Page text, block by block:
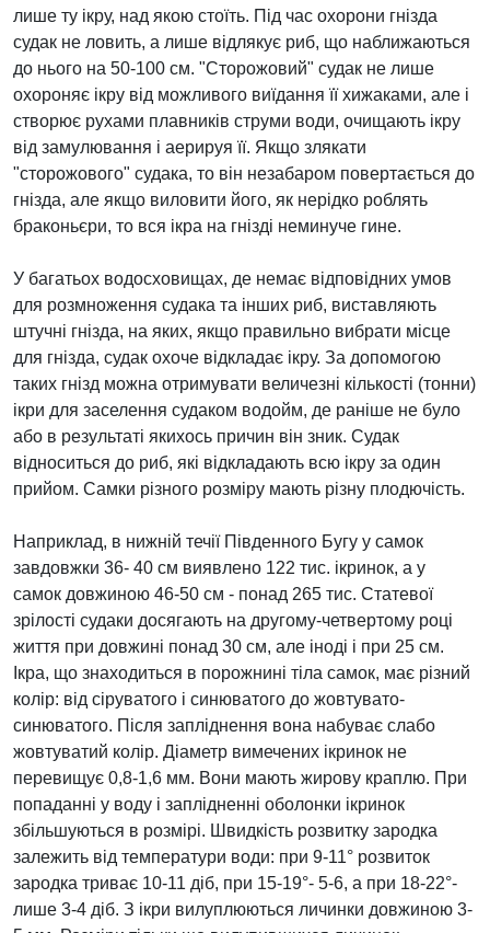
лише ту ікру, над якою стоїть. Під час охорони гнізда
судак не ловить, а лише відлякує риб, що наближаються
до нього на 50-100 см. "Сторожовий" судак не лише
охороняє ікру від можливого виїдання її хижаками, але і
створює рухами плавників струми води, очищають ікру
від замулювання і аерируя її. Якщо злякати
"сторожового" судака, то він незабаром повертається до
гнізда, але якщо виловити його, як нерідко роблять
браконьєри, то вся ікра на гнізді неминуче гине.
У багатьох водосховищах, де немає відповідних умов
для розмноження судака та інших риб, виставляють
штучні гнізда, на яких, якщо правильно вибрати місце
для гнізда, судак охоче відкладає ікру. За допомогою
таких гнізд можна отримувати величезні кількості (тонни)
ікри для заселення судаком водойм, де раніше не було
або в результаті якихось причин він зник. Судак
відноситься до риб, які відкладають всю ікру за один
прийом. Самки різного розміру мають різну плодючість.
Наприклад, в нижній течії Південного Бугу у самок
завдовжки 36- 40 см виявлено 122 тис. ікринок, а у
самок довжиною 46-50 см - понад 265 тис. Статевої
зрілості судаки досягають на другому-четвертому році
життя при довжині понад 30 см, але іноді і при 25 см.
Ікра, що знаходиться в порожнині тіла самок, має різний
колір: від сіруватого і синюватого до жовтувато-
синюватого. Після запліднення вона набуває слабо
жовтуватий колір. Діаметр вимечених ікринок не
перевищує 0,8-1,6 мм. Вони мають жирову краплю. При
попаданні у воду і заплідненні оболонки ікринок
збільшуються в розмірі. Швидкість розвитку зародка
залежить від температури води: при 9-11° розвиток
зародка триває 10-11 діб, при 15-19°- 5-6, а при 18-22°-
лише 3-4 діб. З ікри вилуплюються личинки довжиною 3-